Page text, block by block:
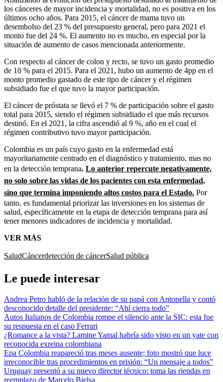
los cánceres de mayor incidencia y mortalidad, no es positiva en los
últimos ocho años. Para 2015, el cáncer de mama tuvo un
desembolso del 23 % del presupuesto general, pero para 2021 el
monto fue del 24 %. El aumento no es mucho, en especial por la
situación de aumento de casos mencionada anteriormente.
Con respecto al cáncer de colon y recto, se tuvo un gasto promedio
de 10 % para el 2015. Para el 2021, hubo un aumento de 4pp en el
monto promedio gastado de este tipo de cáncer y el régimen
subsidiado fue el que tuvo la mayor participación.
El cáncer de próstata se llevó el 7 % de participación sobre el gasto
total para 2015, siendo el régimen subsidiado el que más recursos
destinó. En el 2021, la cifra ascendió al 9 %, año en el cual el
régimen contributivo tuvo mayor participación.
Colombia es un país cuyo gasto en la enfermedad está
mayoritariamente centrado en el diagnóstico y tratamiento, mas no
en la detección temprana. Lo anterior repercute negativamente,
no solo sobre las vidas de los pacientes con esta enfermedad,
sino que termina imponiendo altos costos para el Estado. Por
tanto, es fundamental priorizar las inversiones en los sistemas de
salud, específicamente en la etapa de detección temprana para así
tener menores indicadores de incidencia y mortalidad.
VER MÁS
SaludCáncerdetección de cáncerSalud pública
Le puede interesar
Andrea Petro habló de la relación de su papá con Antonella y contó
desconocido detalle del presidente: “Ahí cierra todo”
Autos Italianos de Colombia rompe el silencio ante la SIC: esta fue
su respuesta en el caso Ferrari
¿Romance a la vista? Lamine Yamal habría sido visto en un yate con
reconocida exreina colombiana
Epa Colombia reapareció tras meses ausente; foto mostró que luce
irreconocible tras procedimientos en prisión: “Un mensaje a todos”
Uruguay presentó a su nuevo director técnico: toma las riendas en
reemplazo de Marcelo Bielsa